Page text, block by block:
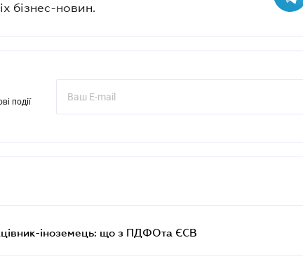
бізнес-новин.
події
іноземець: що з ПДФОта ЄСВ